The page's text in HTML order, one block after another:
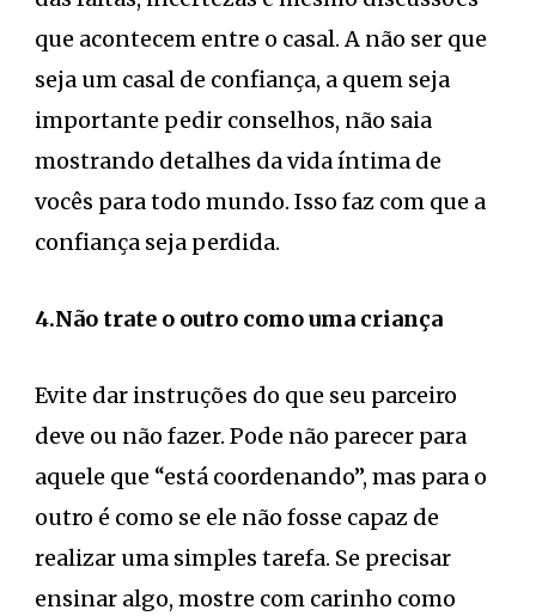
que acontecem entre o casal. A não ser que
seja um casal de confiança, a quem seja
importante pedir conselhos, não saia
mostrando detalhes da vida íntima de
vocês para todo mundo. Isso faz com que a
confiança seja perdida.
4.Não trate o outro como uma criança
Evite dar instruções do que seu parceiro
deve ou não fazer. Pode não parecer para
aquele que “está coordenando”, mas para o
outro é como se ele não fosse capaz de
realizar uma simples tarefa. Se precisar
ensinar algo, mostre com carinho como